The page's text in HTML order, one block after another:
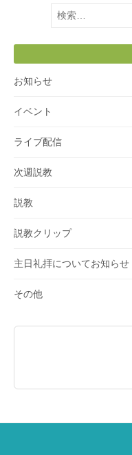
検
索:
お知らせ
イベント
ライブ配信
次週説教
説教
説教クリップ
主日礼拝についてお知らせ
その他